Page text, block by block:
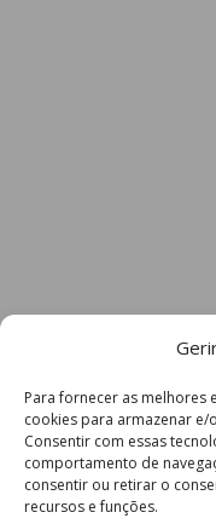
Para fornecer as melhores
cookies para armazenar
Consentir com essas
comportamento de
consentir ou retirar o
recursos e funções.